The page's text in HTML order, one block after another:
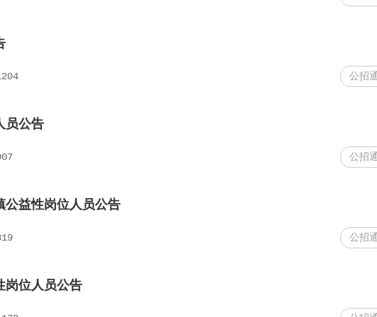
公招
员公告
公招
公益性岗位人员公告
公招
岗位人员公告